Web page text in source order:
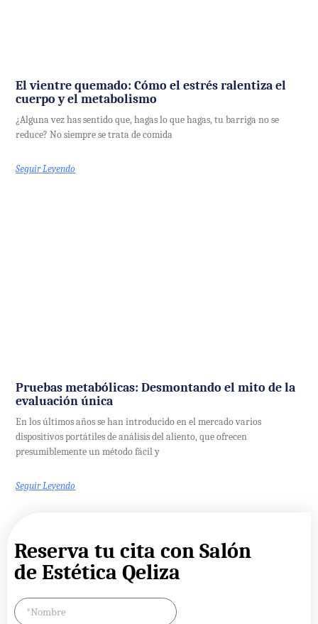
El vientre quemado: Cómo el estrés ralentiza el
cuerpo y el metabolismo
¿Alguna vez has sentido que, hagas lo que hagas, tu barriga no se
reduce? No siempre se trata de comida
Seguir Leyendo
Pruebas metabólicas: Desmontando el mito de la
evaluación única
En los últimos años se han introducido en el mercado varios
dispositivos portátiles de análisis del aliento, que ofrecen
presumiblemente un método fácil y
Seguir Leyendo
Reserva tu cita con Salón
de Estética Qeliza